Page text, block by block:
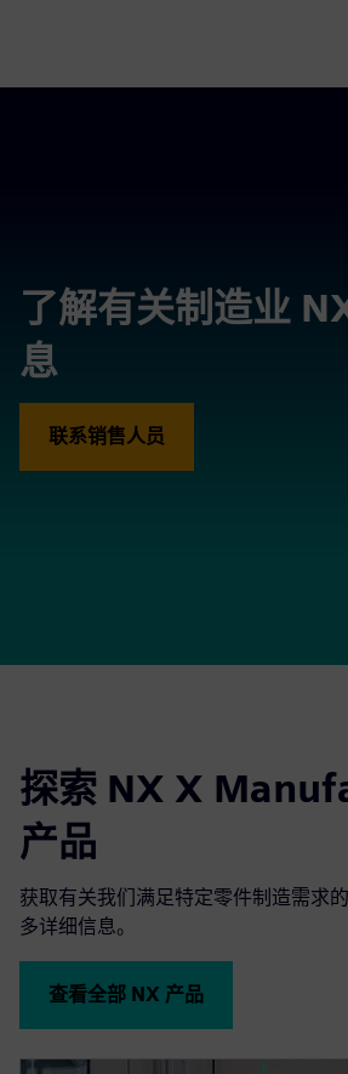
了解有关制造业
息
联系销售人员
探索 NX X
产品
获取有关我们满足特定零件制造需求
多详细信息。
查看全部 NX 产品